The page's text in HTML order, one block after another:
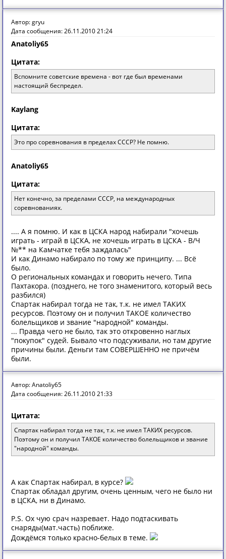
Автор: gryu
Дата сообщения: 26.11.2010 21:24
Anatoliy65
Цитата:
Вспомните советские времена - вот где был временами
настоящий беспредел.
Kaylang
Цитата:
Это про соревнования в пределах СССР? Не помню.
Anatoliy65
Цитата:
Нет конечно, за пределами СССР, на международных
соревнованиях.
.... А я помню. И как в ЦСКА народ набирали "хочешь
играть - играй в ЦСКА, не хочешь играть в ЦСКА - В/Ч
№** на Камчатке тебя заждалась"
И как Динамо набирало по тому же принципу. ... Всё
было.
О региональных командах и говорить нечего. Типа
Пахтакора. (позднего, не того знаменитого, который весь
разбился)
Спартак набирал тогда не так, т.к. не имел ТАКИХ
ресурсов. Поэтому он и получил ТАКОЕ количество
болельщиков и звание "народной" команды.
... Правда чего не было, так это откровенно наглых
"покупок" судей. Бывало что подсуживали, но там другие
причины были. Деньги там СОВЕРШЕННО не причём
были.
Автор: Anatoliy65
Дата сообщения: 26.11.2010 21:33
Цитата:
Спартак набирал тогда не так, т.к. не имел ТАКИХ ресурсов.
Поэтому он и получил ТАКОЕ количество болельщиков и звание
"народной" команды.
А как Спартак набирал, в курсе?
Спартак обладал другим, очень ценным, чего не было ни
в ЦСКА, ни в Динамо.
P.S. Ох чую срач назревает. Надо подтаскивать
снаряды(мат.часть) поближе.
Дождёмся только красно-белых в теме.